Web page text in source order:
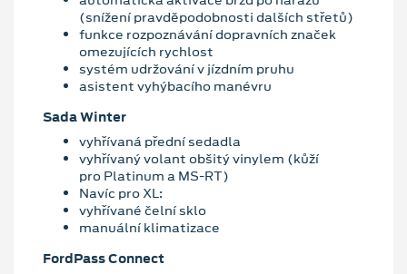
(snížení pravděpodobnosti dalších střetů)
funkce rozpoznávání dopravních značek
omezujících rychlost
systém udržování v jízdním pruhu
asistent vyhýbacího manévru
Sada Winter
vyhřívaná přední sedadla
vyhřívaný volant obšitý vinylem (kůží
pro Platinum a MS-RT)
Navíc pro XL:
vyhřívané čelní sklo
manuální klimatizace
FordPass Connect